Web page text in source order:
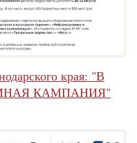
края: "В
КАМПАНИЯ"